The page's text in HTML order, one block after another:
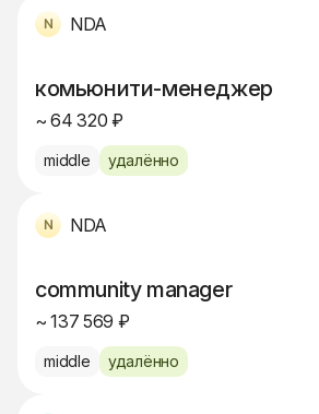
NDA
комьюнити-менеджер
~ 64 320 ₽
middle удалённо
NDA
community manager
~ 137 569 ₽
middle удалённо